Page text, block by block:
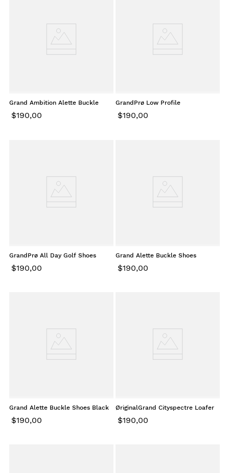
Grand Ambition Alette Buckle
$190,00
GrandPrø Low Profile
$190,00
GrandPrø All Day Golf Shoes
$190,00
Grand Alette Buckle Shoes
$190,00
Grand Alette Buckle Shoes Black
$190,00
ØriginalGrand Cityspectre Loafer
$190,00